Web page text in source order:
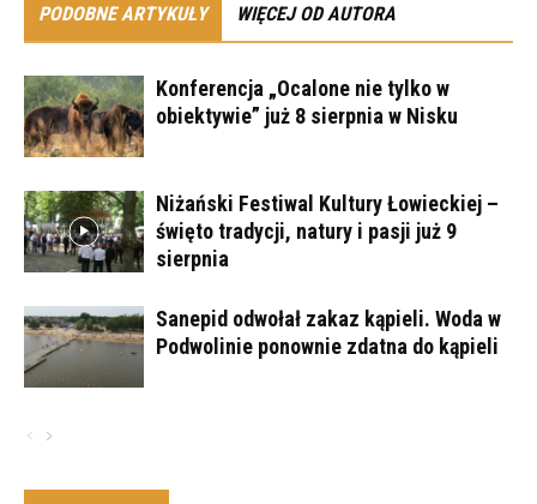
PODOBNE ARTYKUŁY WIĘCEJ OD AUTORA
Konferencja „Ocalone nie tylko w
obiektywie” już 8 sierpnia w Nisku
Niżański Festiwal Kultury Łowieckiej –
święto tradycji, natury i pasji już 9
sierpnia
Sanepid odwołał zakaz kąpieli. Woda w
Podwolinie ponownie zdatna do kąpieli